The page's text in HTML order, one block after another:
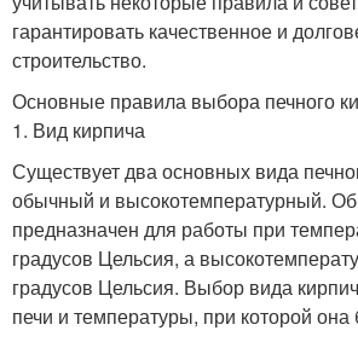
гарантировать качественное и
строительство.
Основные правила выбора печного
1. Вид кирпича
Существует два основных вида
обычный и высокотемпературный.
предназначен для работы при
градусов Цельсия, а
градусов Цельсия. Выбор вида
печи и температуры, при которой она